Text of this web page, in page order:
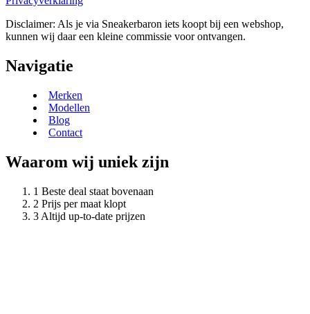
Disclaimer: Als je via Sneakerbaron iets koopt bij een webshop,
kunnen wij daar een kleine commissie voor ontvangen.
Navigatie
Merken
Modellen
Blog
Contact
Waarom wij uniek zijn
Beste deal staat bovenaan
Prijs per maat klopt
Altijd up-to-date prijzen